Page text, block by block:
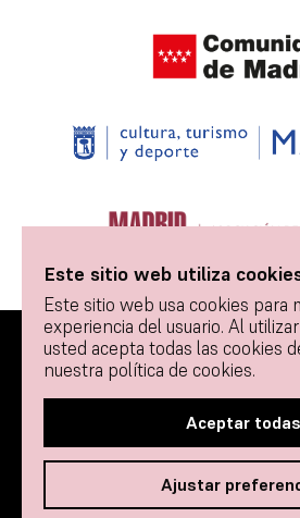
© 2026 Tablao Flamenco 1911 -
reservados.
Contacto
Política de
Términos y
Este sitio web utiliza
Este sitio web usa cookies para
experiencia del usuario. Al
usted acepta todas las cookies
nuestra política de cookies.
Aceptar todas
Ajustar